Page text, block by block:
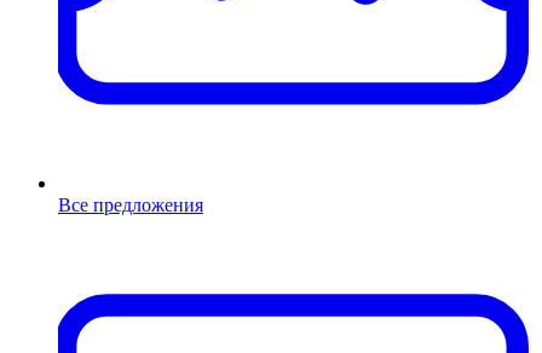
Все предложения